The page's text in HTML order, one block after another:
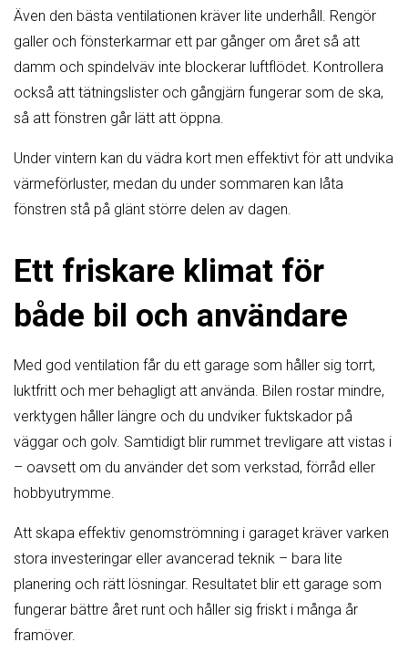
Även den bästa ventilationen kräver lite underhåll. Rengör
galler och fönsterkarmar ett par gånger om året så att
damm och spindelväv inte blockerar luftflödet. Kontrollera
också att tätningslister och gångjärn fungerar som de ska,
så att fönstren går lätt att öppna.
Under vintern kan du vädra kort men effektivt för att undvika
värmeförluster, medan du under sommaren kan låta
fönstren stå på glänt större delen av dagen.
Ett friskare klimat för
både bil och användare
Med god ventilation får du ett garage som håller sig torrt,
luktfritt och mer behagligt att använda. Bilen rostar mindre,
verktygen håller längre och du undviker fuktskador på
väggar och golv. Samtidigt blir rummet trevligare att vistas i
– oavsett om du använder det som verkstad, förråd eller
hobbyutrymme.
Att skapa effektiv genomströmning i garaget kräver varken
stora investeringar eller avancerad teknik – bara lite
planering och rätt lösningar. Resultatet blir ett garage som
fungerar bättre året runt och håller sig friskt i många år
framöver.